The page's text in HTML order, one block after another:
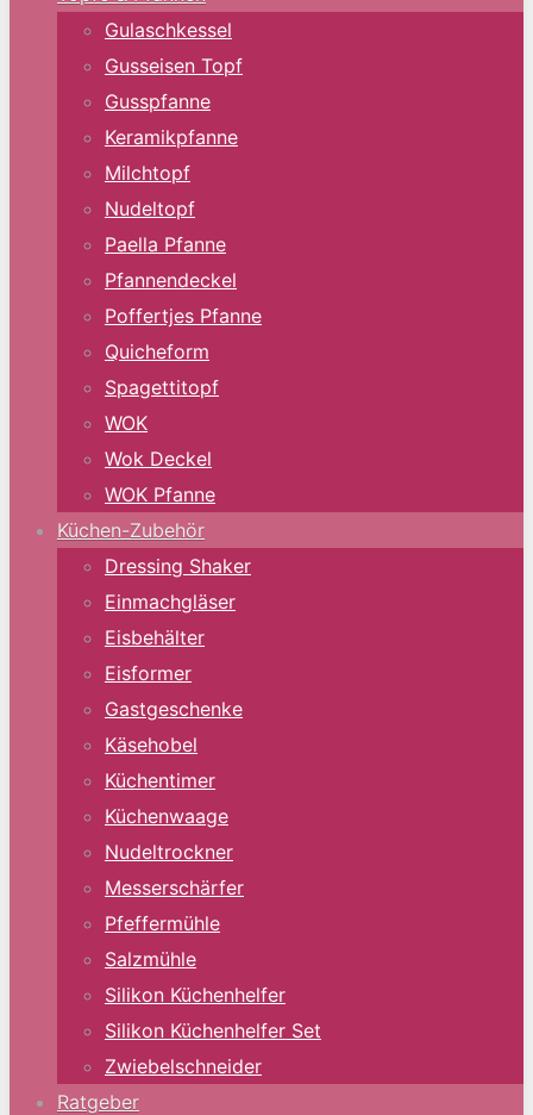
Gulaschkessel
Gusseisen Topf
Gusspfanne
Keramikpfanne
Milchtopf
Nudeltopf
Paella Pfanne
Pfannendeckel
Poffertjes Pfanne
Quicheform
Spagettitopf
WOK
Wok Deckel
WOK Pfanne
Küchen-Zubehör
Dressing Shaker
Einmachgläser
Eisbehälter
Eisformer
Gastgeschenke
Käsehobel
Küchentimer
Küchenwaage
Nudeltrockner
Messerschärfer
Pfeffermühle
Salzmühle
Silikon Küchenhelfer
Silikon Küchenhelfer Set
Zwiebelschneider
Ratgeber